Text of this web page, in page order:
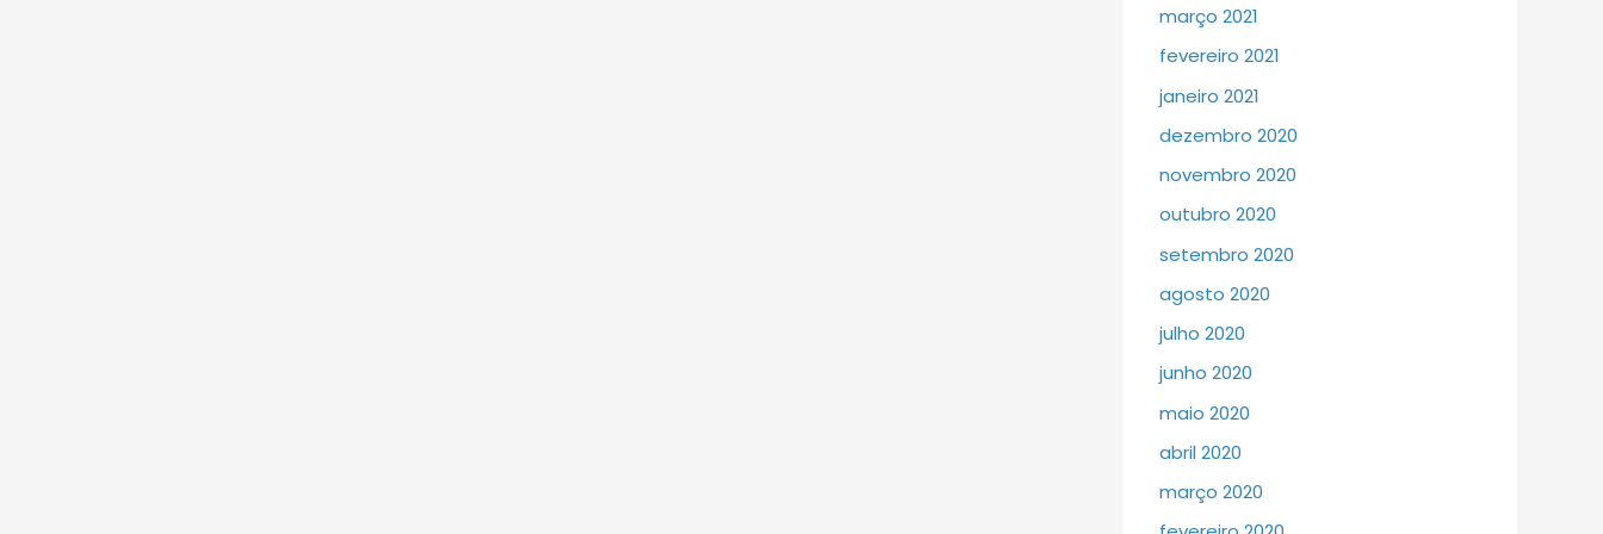
março 2021
fevereiro 2021
janeiro 2021
dezembro 2020
novembro 2020
outubro 2020
setembro 2020
agosto 2020
julho 2020
junho 2020
maio 2020
abril 2020
março 2020